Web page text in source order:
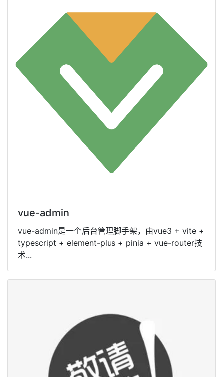
vue-admin
vue-admin是一个后台管理脚手架，由vue3 + vite +
typescript + element-plus + pinia + vue-router技
术...